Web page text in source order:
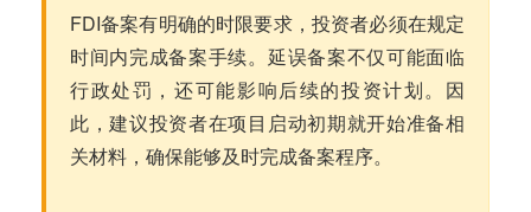
FDI备案有明确的时限要求，投资者必须在规定
时间内完成备案手续。延误备案不仅可能面临
行政处罚，还可能影响后续的投资计划。因
此，建议投资者在项目启动初期就开始准备相
关材料，确保能够及时完成备案程序。